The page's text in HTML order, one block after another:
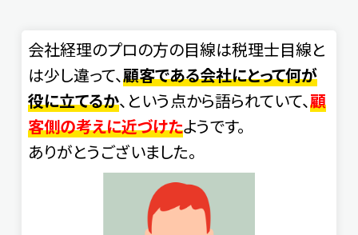
会社経理のプロの方の目線は税理士目線と
は少し違って、顧客である会社にとって何が
役に立てるか、という点から語られていて、顧
客側の考えに近づけたようです。
ありがとうございました。